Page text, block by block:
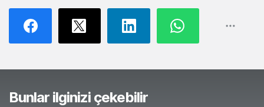
Bunlar ilginizi çekebilir